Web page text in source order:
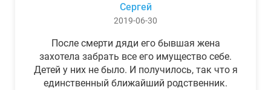
Сергей
2019-06-30
После смерти дяди его бывшая жена
захотела забрать все его имущество себе.
Детей у них не было. И получилось, так что я
единственный ближайший родственник.